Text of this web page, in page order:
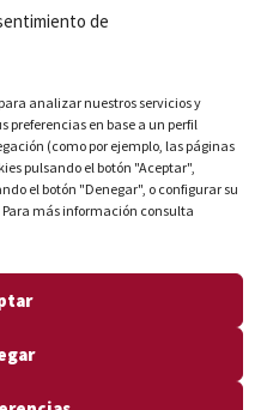
de
analizar nuestros servicios y
en base a un perfil
(como por ejemplo, las páginas
pulsando el botón "Aceptar",
el botón "Denegar", o configurar su
Para más información consulta
cookies
accesibilidad